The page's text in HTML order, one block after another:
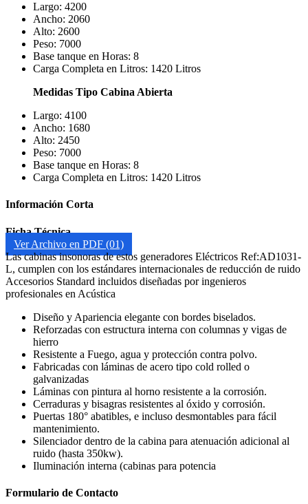
Largo: 4200
Ancho: 2060
Alto: 2600
Peso: 7000
Base tanque en Horas: 8
Carga Completa en Litros: 1420 Litros
Medidas Tipo Cabina Abierta
Largo: 4100
Ancho: 1680
Alto: 2450
Peso: 7000
Base tanque en Horas: 8
Carga Completa en Litros: 1420 Litros
Información Corta
Ficha Técnica
Ver Archivo en PDF (01)
Las cabinas insonoras de estos generadores Eléctricos Ref:AD1031-
L, cumplen con los estándares internacionales de reducción de ruido
Accesorios Standard incluidos diseñadas por ingenieros
profesionales en Acústica
Diseño y Apariencia elegante con bordes biselados.
Reforzadas con estructura interna con columnas y vigas de
hierro
Resistente a Fuego, agua y protección contra polvo.
Fabricadas con láminas de acero tipo cold rolled o
galvanizadas
Láminas con pintura al horno resistente a la corrosión.
Cerraduras y bisagras resistentes al óxido y corrosión.
Puertas 180° abatibles, e incluso desmontables para fácil
mantenimiento.
Silenciador dentro de la cabina para atenuación adicional al
ruido (hasta 350kw).
Iluminación interna (cabinas para potencia
Formulario de Contacto